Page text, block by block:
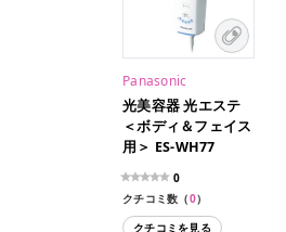
Panasonic
光美容器 光エステ
＜ボディ＆フェイス
用＞ ES-WH77
0
クチコミ数（0）
クチコミを見る